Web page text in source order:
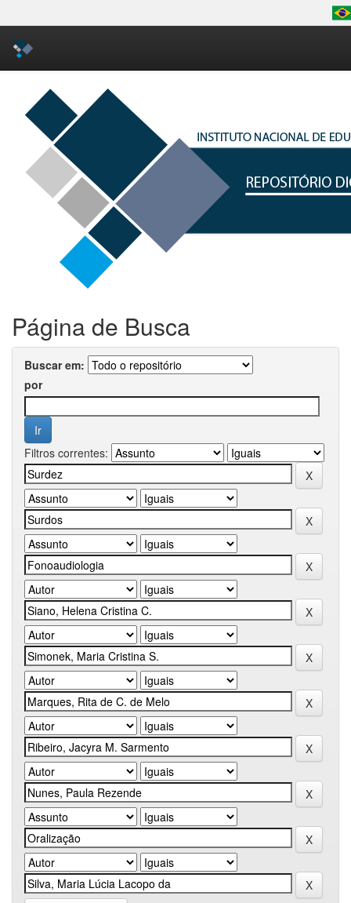
Skip
navigation
Página de Busca
Buscar em:
por
Filtros correntes: